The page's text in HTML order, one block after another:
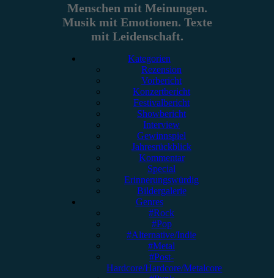
Menschen mit Meinungen.
Musik mit Emotionen. Texte
mit Leidenschaft.
Kategorien
Rezension
Vorbericht
Konzertbericht
Festivalbericht
Showbericht
Interview
Gewinnspiel
Jahresrückblick
Kommentar
Special
Erinnerungswürdig
Bildergalerie
Genres
#Rock
#Pop
#Alternative/Indie
#Metal
#Post-
Hardcore/Hardcore/Metalcore